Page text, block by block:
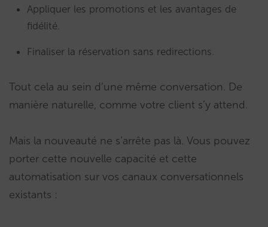
Appliquer les promotions et les avantages de
fidélité.
Finaliser la réservation sans redirections.
Tout cela au sein d’une même conversation. De
manière naturelle, comme votre client s’y attend.
Mais la nouveauté ne s’arrête pas là. Vous pouvez
porter cette nouvelle capacité et cette
automatisation sur vos canaux conversationnels
existants :